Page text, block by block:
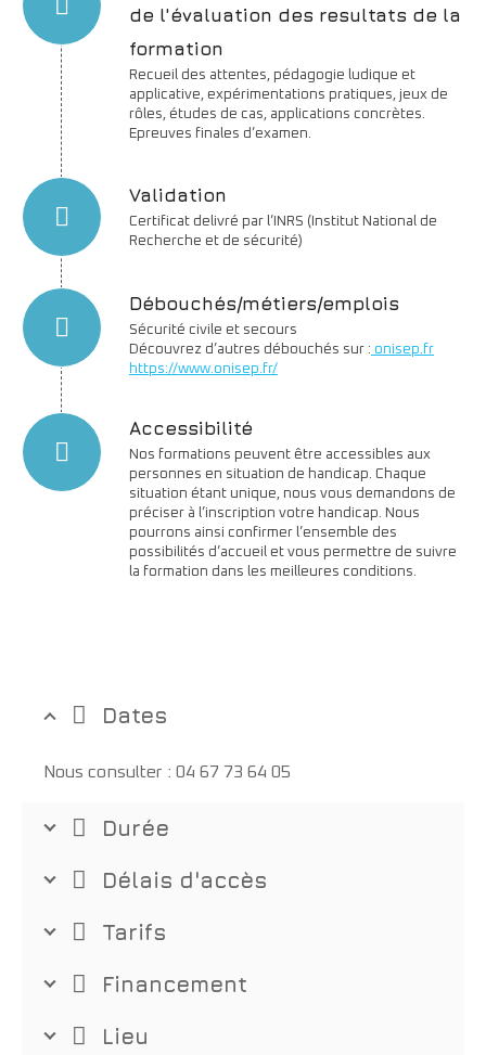
de l'évaluation des resultats de la
formation
Recueil des attentes, pédagogie ludique et
applicative, expérimentations pratiques, jeux de
rôles, études de cas, applications concrètes.
Epreuves finales d’examen.
Validation
Certificat delivré par l’INRS (Institut National de
Recherche et de sécurité)
Débouchés/métiers/emplois
Sécurité civile et secours
Découvrez d’autres débouchés sur : onisep.fr
https://www.onisep.fr/
Accessibilité
Nos formations peuvent être accessibles aux
personnes en situation de handicap. Chaque
situation étant unique, nous vous demandons de
préciser à l’inscription votre handicap. Nous
pourrons ainsi confirmer l’ensemble des
possibilités d’accueil et vous permettre de suivre
la formation dans les meilleures conditions.
Dates
Nous consulter : 04 67 73 64 05
Durée
Délais d'accès
Tarifs
Financement
Lieu